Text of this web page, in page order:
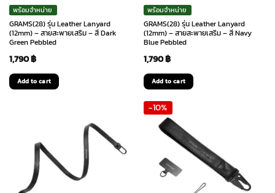
พร้อมจำหน่าย
GRAMS(28) รุ่น Leather Lanyard
(12mm) – สายสะพายเสริม – สี Dark
Green Pebbled
1,790฿
Add to cart
พร้อมจำหน่าย
GRAMS(28) รุ่น Leather Lanyard
(12mm) – สายสะพายเสริม – สี Navy
Blue Pebbled
1,790฿
Add to cart
-10%